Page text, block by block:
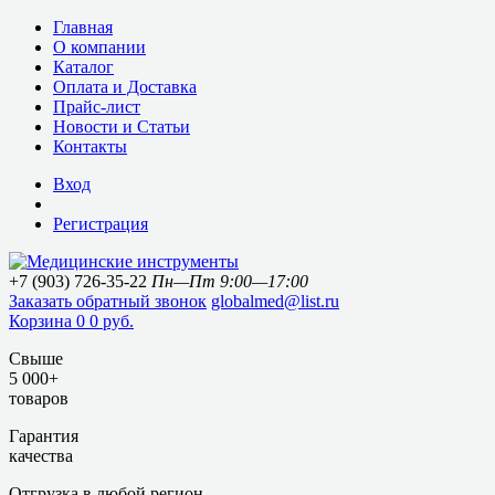
Главная
О компании
Каталог
Оплата и Доставка
Прайс-лист
Новости и Статьи
Контакты
Вход
Регистрация
+7 (903) 726-35-22 Пн—Пт 9:00—17:00
Заказать обратный звонок globalmed@list.ru
Корзина 0 0 руб.
Свыше
5 000+
товаров
Гарантия
качества